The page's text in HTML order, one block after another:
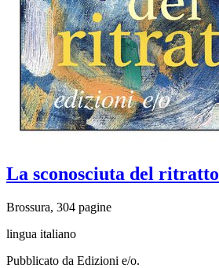
La sconosciuta del ritratto
Brossura, 304 pagine
lingua italiano
Pubblicato da Edizioni e/o.